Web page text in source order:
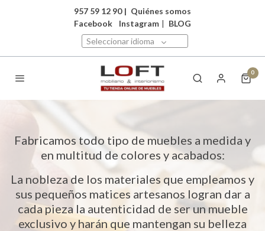
957 59 12 90 | Quiénes somos
Facebook
Instagram | BLOG
Seleccionar idioma
0
Fabricamos todo tipo de muebles a medida y
en multitud de colores y acabados:
La nobleza de los materiales que empleamos y
sus pequeños matices artesanos logran dar a
cada pieza la autenticidad de ser un mueble
exclusivo y harán que mantengan su belleza